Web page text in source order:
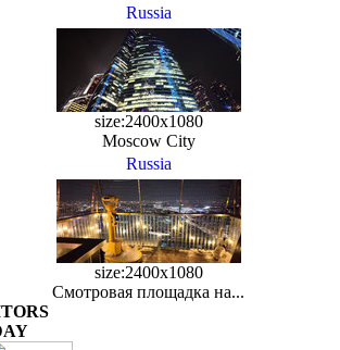
Russia
size:2400x1080
Moscow City
Russia
size:2400x1080
Смотровая площадка на...